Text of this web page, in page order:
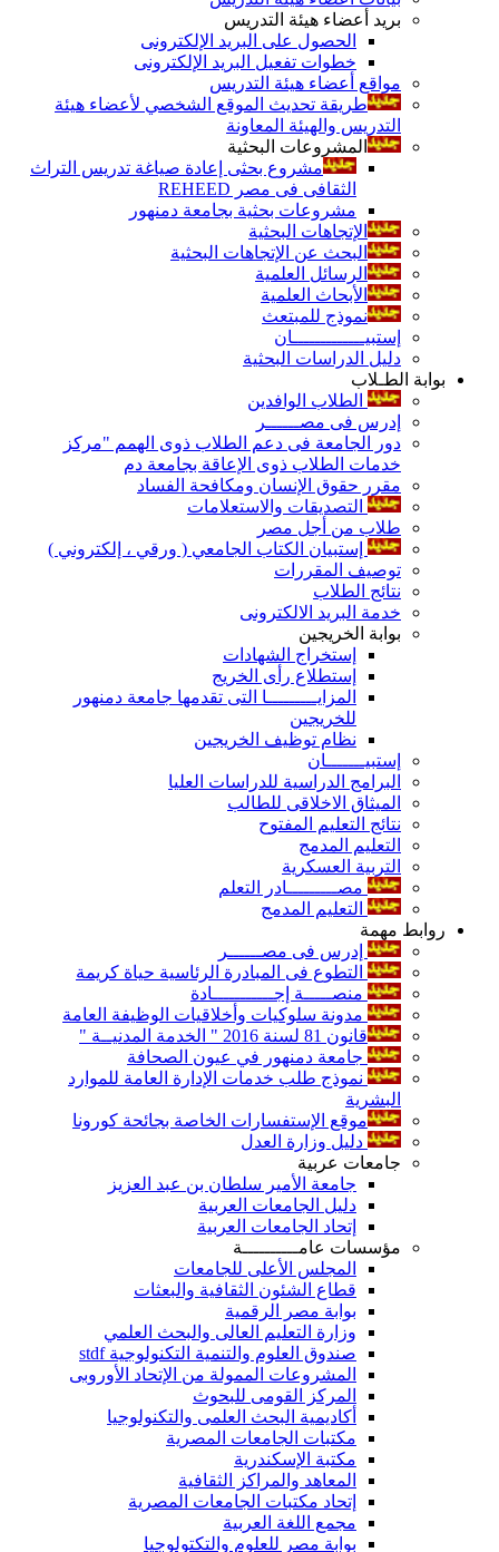
بريد أعضاء هيئة التدريس
الحصول على البريد الإلكترونى
خطوات تفعيل البريد الإلكترونى
مواقع أعضاء هيئة التدريس
طريقة تحديث الموقع الشخصي لأعضاء هيئة
التدريس والهيئة المعاونة
المشروعات البحثية
مشروع بحثى إعادة صياغة تدريس التراث
الثقافى فى مصر REHEED
مشروعات بحثية بجامعة دمنهور
الإتجاهات البحثية
البحث عن الإتجاهات البحثية
الرسائل العلمية
الأبحاث العلمية
نموذج للمبتعث
إستبيـــــــــــــان
دليل الدراسات البحثية
بوابة الطـلاب
الطلاب الوافدين
إدرس فى مصــــــر
دور الجامعة فى دعم الطلاب ذوى الهمم "مركز
خدمات الطلاب ذوى الإعاقة بجامعة دم
مقرر حقوق الإنسان ومكافحة الفساد
التصديقات والاستعلامات
طلاب من أجل مصر
إستبيان الكتاب الجامعي ( ورقي ، إلكتروني )
توصيف المقررات
نتائج الطلاب
خدمة البريد الالكترونى
بوابة الخريجين
إستخراج الشهادات
إستطلاع رأى الخريج
المزايـــــــــا التى تقدمها جامعة دمنهور
للخريجين
نظام توظيف الخريجين
إستبيـــــــان
البرامج الدراسية للدراسات العليا
الميثاق الاخلاقى للطالب
نتائج التعليم المفتوح
التعليم المدمج
التربية العسكرية
مصـــــــــادر التعلم
التعليم المدمج
روابط مهمة
إدرس فى مصــــــر
التطوع فى المبادرة الرئاسية حياة كريمة
منصـــــة إجـــــــــــادة
مدونة سلوكيات وأخلاقيات الوظيفة العامة
قانون 81 لسنة 2016 " الخدمة المدنيــة "
جامعة دمنهور في عيون الصحافة
نموذج طلب خدمات الإدارة العامة للموارد
البشرية
موقع الإستفسارات الخاصة بجائحة كورونا
دليل وزارة العدل
جامعات عربية
جامعة الأمير سلطان بن عبد العزيز
دليل الجامعات العربية
إتحاد الجامعات العربية
مؤسسات عامــــــــــة
المجلس الأعلى للجامعات
قطاع الشئون الثقافية والبعثات
بوابة مصر الرقمية
وزارة التعليم العالى والبحث العلمي
صندوق العلوم والتنمية التكنولوجية stdf
المشروعات الممولة من الإتحاد الأوروبى
المركز القومى للبحوث
أكاديمية البحث العلمى والتكنولوجيا
مكتبات الجامعات المصرية
مكتبة الإسكندرية
المعاهد والمراكز الثقافية
إتحاد مكتبات الجامعات المصرية
مجمع اللغة العربية
بوابة مصر للعلوم والتكتولوجيا